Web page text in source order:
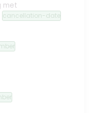
met
cancellation-date